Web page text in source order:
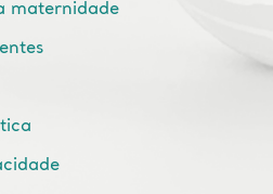
maternidade